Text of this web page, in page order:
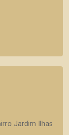
Jardim Ilhas